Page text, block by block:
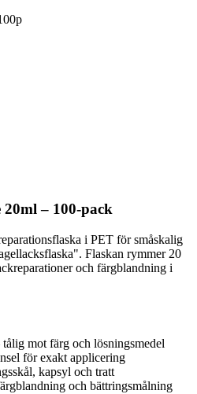
– 100-pack
i PET för småskalig
Flaskan rymmer 20
och färgblandning i
mot färg och lösningsmedel
för exakt applicering
kapsyl och tratt
och bättringsmålning